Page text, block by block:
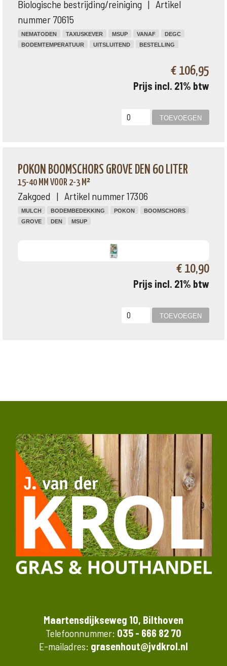
Biologische bestrijding/reiniging | Artikel
nummer 70615
NEMATODEN TAXUSKEVER MSUP VANAF
DEGC
BODEMTEMPERATUUR
UITSLUITEND BESTELLING
€ 106,95
Prijs incl. 21% btw
POKON BOOMSCHORS GROVE DEN 60 LITER
15-40 MM VOOR 2-3 M²
Zakgoed | Artikel nummer 17306
MULCH BODEMBEDEKKING POKON
BOOMSCHORS
GROVE
DEN MSUP
€ 10,90
Prijs incl. 21% btw
Maartensdijkseweg 10, Bilthoven
Telefoonnummer: 035 - 666 82 70
E-mailadres: grasenhout@jvdkrol.nl